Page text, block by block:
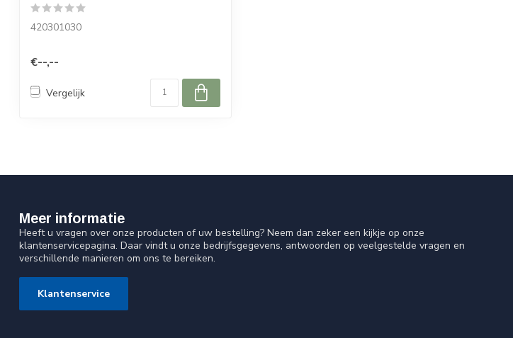
420301030
€--,--
Vergelijk
Meer informatie
Heeft u vragen over onze producten of uw bestelling? Neem dan zeker een kijkje op onze
klantenservicepagina. Daar vindt u onze bedrijfsgegevens, antwoorden op veelgestelde vragen en
verschillende manieren om ons te bereiken.
Klantenservice